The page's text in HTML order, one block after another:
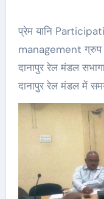
प्रेम यानि Participation of Railway Employee in
management ग्रुप
दानापुर रेल मंडल
दानापुर रेल मंडल में